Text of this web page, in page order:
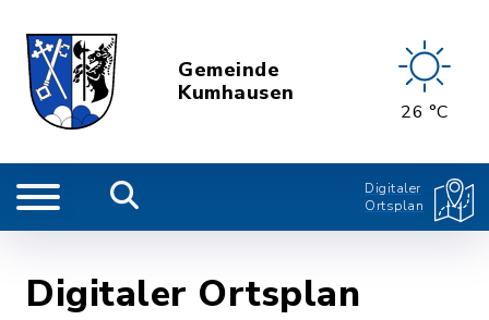
Gemeinde
Kumhausen
26 °C
Digitaler
Ortsplan
Digitaler Ortsplan